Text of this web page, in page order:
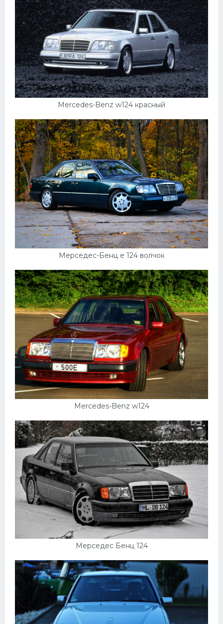
Mercedes-Benz w124 красный
Мерседес-Бенц е 124 волчок
Mercedes-Benz w124
Мерседес Бенц 124